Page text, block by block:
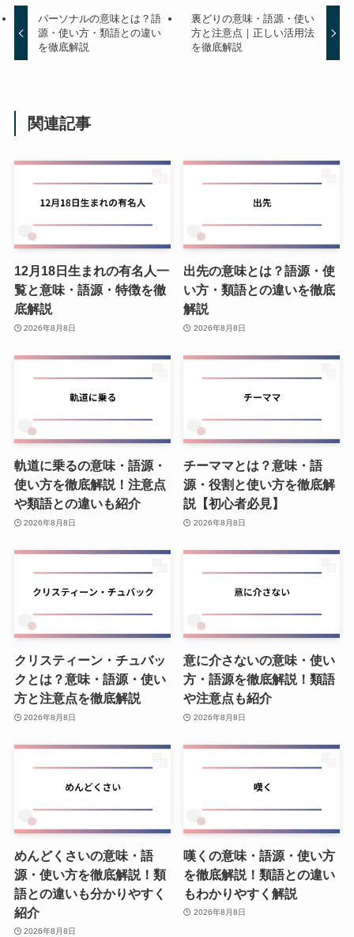
パーソナルの意味とは？語
源・使い方・類語との違い
を徹底解説
裏どりの意味・語源・使い
方と注意点｜正しい活用法
を徹底解説
関連記事
12月18日生まれの有名人一
覧と意味・語源・特徴を徹
底解説
2026年8月8日
出先の意味とは？語源・使
い方・類語との違いを徹底
解説
2026年8月8日
軌道に乗るの意味・語源・
使い方を徹底解説！注意点
や類語との違いも紹介
2026年8月8日
チーママとは？意味・語
源・役割と使い方を徹底解
説【初心者必見】
2026年8月8日
クリスティーン・チュバッ
クとは？意味・語源・使い
方と注意点を徹底解説
2026年8月8日
意に介さないの意味・使い
方・語源を徹底解説！類語
や注意点も紹介
2026年8月8日
めんどくさいの意味・語
源・使い方を徹底解説！類
語との違いも分かりやすく
紹介
2026年8月8日
嘆くの意味・語源・使い方
を徹底解説！類語との違い
もわかりやすく解説
2026年8月8日